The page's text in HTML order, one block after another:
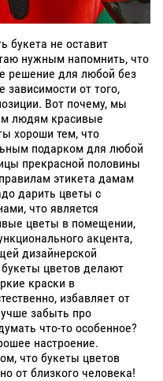
букета не оставит
нужным напомнить, что
решение для любой без
зависимости от того,
Вот почему, мы
людям красивые
хороши тем, что
подарком для любой
прекрасной половины
этикета дамам
дарить цветы с
что является
цветы в помещении,
акцента,
дизайнерской
цветов делают
краски в
избавляет от
забыть про
что-то особенное?
настроение.
что букеты цветов
от близкого человека!